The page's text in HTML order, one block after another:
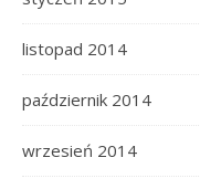
listopad 2014
październik 2014
wrzesień 2014